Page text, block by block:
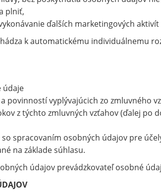
plniť,
ďalších marketingových aktivít
k automatickému individuálnemu
údaje
vyplývajúcich zo zmluvného
z týchto zmluvných vzťahov (ďalej po
spracovaním osobných údajov pre
na základe súhlasu.
údajov prevádzkovateľ osobné